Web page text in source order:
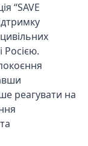
“SAVE
Росією.
реагувати на